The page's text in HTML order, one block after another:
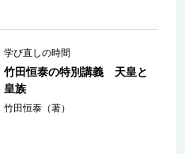
学び直しの時間
竹田恒泰の特別講義 天皇と
皇族
竹田恒泰（著）